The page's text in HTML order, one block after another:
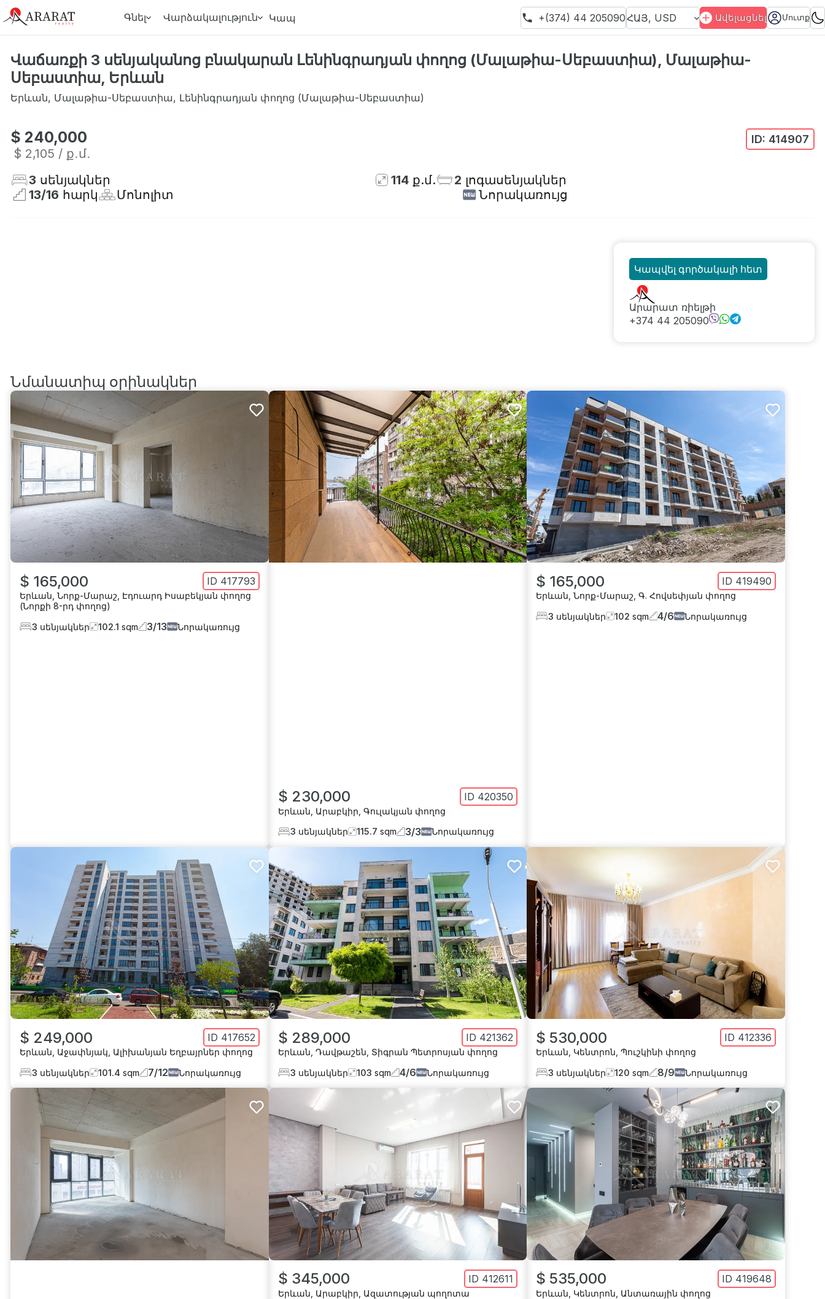
Գնել Վարձակալություն Կապ +(374) 44 205090ՀԱՅ, USD Ավելացնել Մուտք
Վաճառքի 3 սենյականոց բնակարան Լենինգրադյան փողոց (Մալաթիա-Սեբաստիա), Մալաթիա-
Սեբաստիա, Երևան
Երևան, Մալաթիա-Սեբաստիա, Լենինգրադյան փողոց (Մալաթիա-Սեբաստիա)
$ 240,000
$ 2,105 / ք․մ․
ID: 414907
3 սենյակներ 114 ք.մ. 2 լոգասենյակներ
13/16 հարկ Մոնոլիտ Նորակառույց
Կապվել գործակալի հետ
Արարատ ռիելթի
+374 44 205090
Նմանատիպ օրինակներ
$ 165,000 ID 417793
Երևան, Նորք-Մարաշ, Էդուարդ Իսաբեկյան փողոց
(Նորքի 8-րդ փողոց)
3 սենյակներ 102.1 sqm 3/13 Նորակառույց
$ 230,000 ID 420350
Երևան Արաբկիր Գուլակյան փողոց
3 սենյակներ 115.7 sqm 3/3 Նորակառույց
$ 165,000 ID 419490
Երևան, Նորք-Մարաշ, Գ. Հովսեփյան փողոց
3 սենյակներ 102 sqm 4/6 Նորակառույց
$ 249,000 ID 417652
Երևան Աջափնյակ Ալիխանյան Եղբայրներ փողոց
3 սենյակներ 101.4 sqm 7/12 Նորակառույց
$ 289,000 ID 421362
Երևան Դավթաշեն Տիգրան Պետրոսյան փողոց
3 սենյակներ 103 sqm 4/6 Նորակառույց
$ 530,000 ID 412336
Երևան Կենտրոն Պուշկինի փողոց
3 սենյակներ 120 sqm 8/9 Նորակառույց
$ 345,000 ID 412611
Երևան Արաբկիր Ազատության պողոտա
$ 535,000 ID 419648
Երևան Կենտրոն Անտառային փողոց